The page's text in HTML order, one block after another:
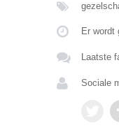
Er wordt
Laatste
Sociale